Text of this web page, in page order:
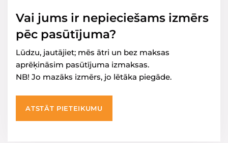
Vai jums ir nepieciešams izmērs
pēc pasūtījuma?
Lūdzu, jautājiet; mēs ātri un bez maksas
aprēķināsim pasūtījuma izmaksas.
NB! Jo mazāks izmērs, jo lētāka piegāde.
ATSTĀT PIETEIKUMU